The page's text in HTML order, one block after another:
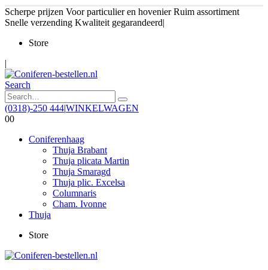
Scherpe prijzen Voor particulier en hovenierRuim assortiment
Snelle verzending Kwaliteit gegarandeerd|
Store
|
Search
(0318)-250 444|WINKELWAGEN
00
Coniferenhaag
Thuja Brabant
Thuja plicata Martin
Thuja Smaragd
Thuja plic. Excelsa
Columnaris
Cham. Ivonne
Thuja
Store